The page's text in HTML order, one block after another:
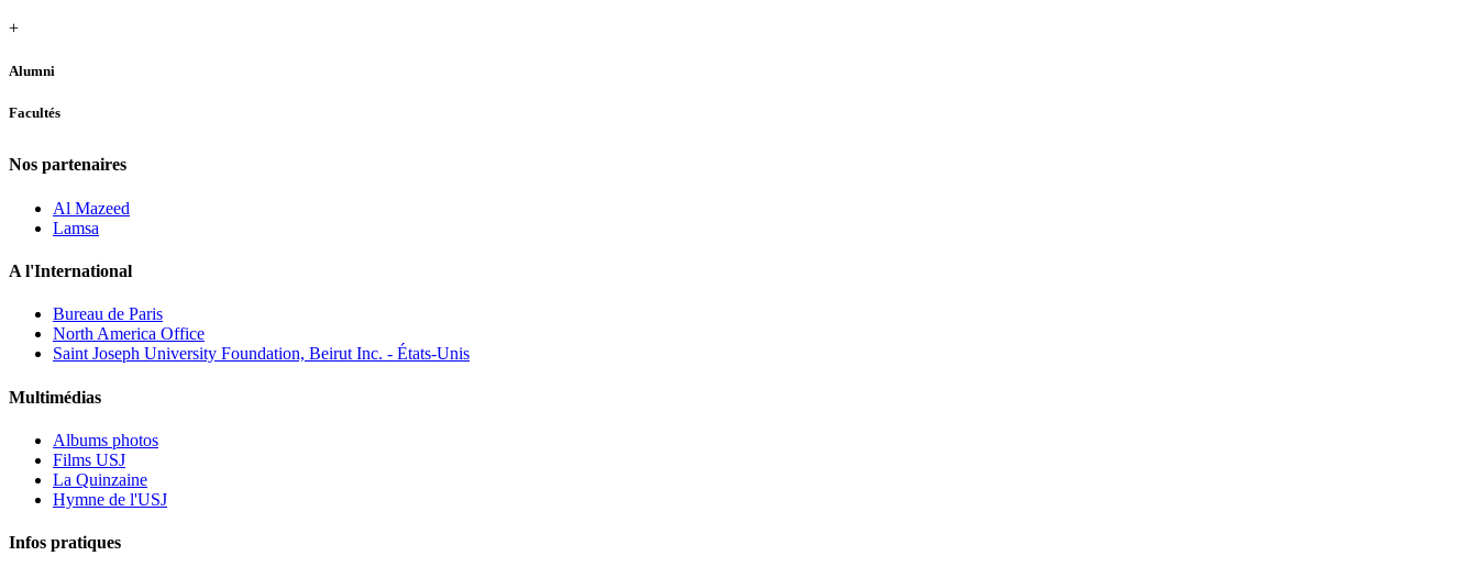
+
Alumni
Facultés
Nos partenaires
Al Mazeed
Lamsa
A l'International
Bureau de Paris
North America Office
Saint Joseph University Foundation, Beirut Inc. - États-Unis
Multimédias
Albums photos
Films USJ
La Quinzaine
Hymne de l'USJ
Infos pratiques